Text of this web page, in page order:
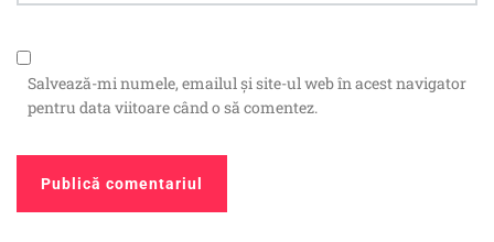
Salvează-mi numele, emailul și site-ul web în acest navigator
pentru data viitoare când o să comentez.